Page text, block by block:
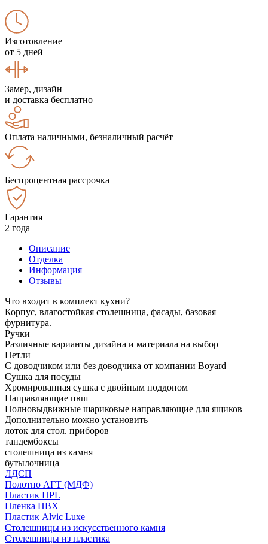
Изготовление
от 5 дней
Замер, дизайн
и доставка бесплатно
Оплата наличными, безналичный расчёт
Беспроцентная рассрочка
Гарантия
2 года
Описание
Отделка
Информация
Отзывы
Что входит в комплект кухни?
Корпус, влагостойкая столешница, фасады, базовая
фурнитура.
Ручки
Различные варианты дизайна и материала на выбор
Петли
С доводчиком или без доводчика от компании Boyard
Сушка для посуды
Хромированная сушка с двойным поддоном
Направляющие пвш
Полновыдвижные шариковые направляющие для ящиков
Дополнительно можно установить
лоток для стол. приборов
тандембоксы
столешница из камня
бутылочница
ЛДСП
Полотно АГТ (МДФ)
Пластик HPL
Пленка ПВХ
Пластик Alvic Luxe
Столешницы из искусственного камня
Столешницы из пластика